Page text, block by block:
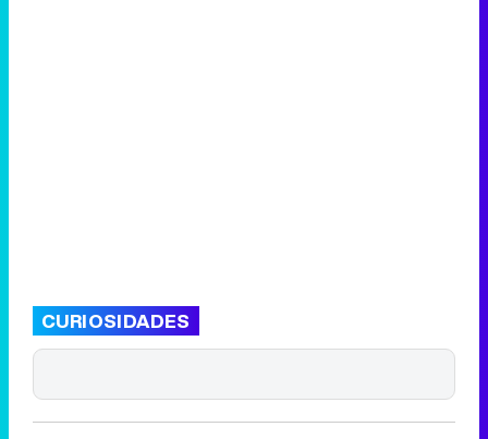
CURIOSIDADES